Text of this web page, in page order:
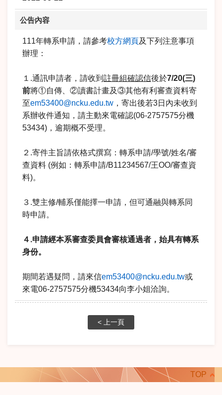
公告內容
111年轉系申請，請參考校方網頁及下列注意事項
辦理：
１.通訊申請者，請收到 註冊組確認信後於7/20(三)
前將①自傳、②讀書計畫及③其他有利審查資料寄
至em53400@ncku.edu.tw ，寄出後若3日內未收到
系辦收件通知，請主動來電確認(06-2757575分機
53434)，逾期概不受理。
２.寄件主旨請依格式撰寫：轉系申請/學號/姓名/審
查資料 (例如：轉系申請/B11234567/王OO/審查資
料)。
３.雙主修/輔系僅能擇一申請，但可通融與轉系同
時申請。
４.申請經本系審查委員會審核通過者，始具有轉系
身份。
期間若遇疑問，請來信em53400@ncku.edu.tw或
來電06-2757575分機53434向李小姐洽詢。
< 上一頁
TOP